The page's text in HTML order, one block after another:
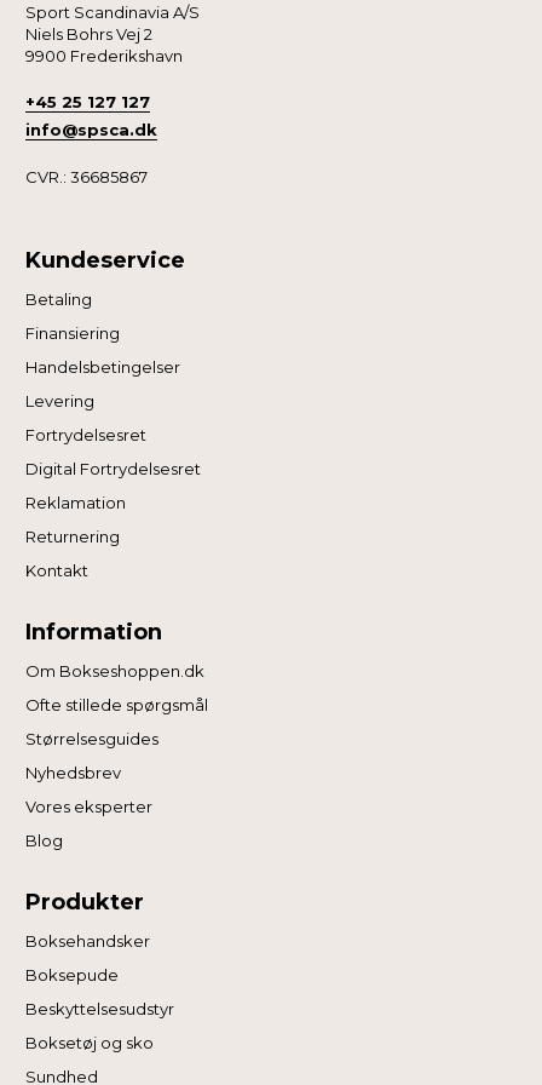
andre hjælper os med at forstå, hvordan du bruger siden,
så vi kan forbedre den.
Vi anvender også første- og tredjepartsteknologier til
angivet, eller klik på “Tilpas” for at vælge, hvilke typer
Sport Scandinavia A/S
Niels Bohrs Vej 2
9900 Frederikshavn
+45 25 127 127
info@spsca.dk
CVR.: 36685867
Kundeservice
Betaling
Finansiering
Handelsbetingelser
Levering
Fortrydelsesret
Digital Fortrydelsesret
Reklamation
Returnering
Kontakt
Information
Om Bokseshoppen.dk
Ofte stillede spørgsmål
Størrelsesguides
Nyhedsbrev
Vores eksperter
Blog
Produkter
Boksehandsker
Boksepude
Beskyttelsesudstyr
Boksetøj og sko
Sundhed